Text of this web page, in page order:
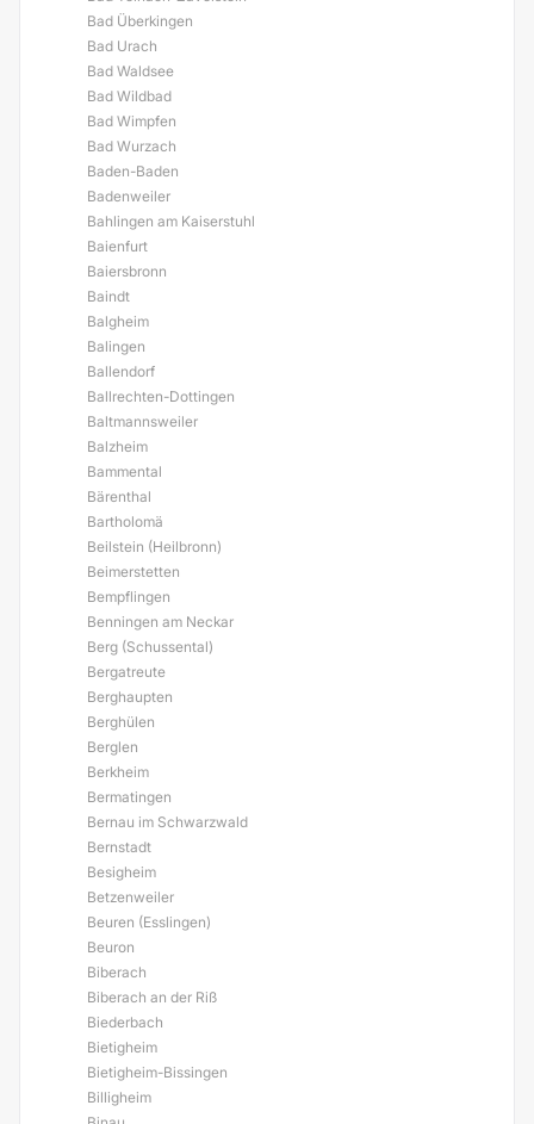
Bad Überkingen
Bad Urach
Bad Waldsee
Bad Wildbad
Bad Wimpfen
Bad Wurzach
Baden-Baden
Badenweiler
Bahlingen am Kaiserstuhl
Baienfurt
Baiersbronn
Baindt
Balgheim
Balingen
Ballendorf
Ballrechten-Dottingen
Baltmannsweiler
Balzheim
Bammental
Bärenthal
Bartholomä
Beilstein (Heilbronn)
Beimerstetten
Bempflingen
Benningen am Neckar
Berg (Schussental)
Bergatreute
Berghaupten
Berghülen
Berglen
Berkheim
Bermatingen
Bernau im Schwarzwald
Bernstadt
Besigheim
Betzenweiler
Beuren (Esslingen)
Beuron
Biberach
Biberach an der Riß
Biederbach
Bietigheim
Bietigheim-Bissingen
Billigheim